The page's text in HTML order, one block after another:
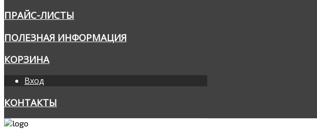
ПРАЙС-ЛИСТЫ
ПОЛЕЗНАЯ ИНФОРМАЦИЯ
КОРЗИНА
Вход
КОНТАКТЫ